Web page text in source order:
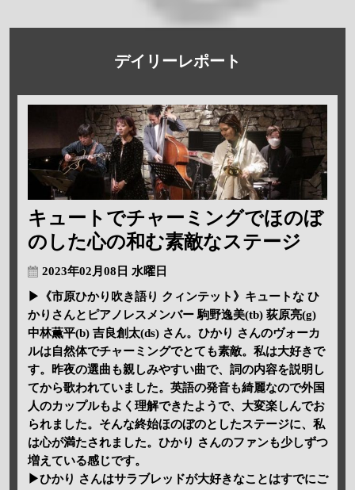
デイリーレポート
キュートでチャーミングでほのぼ
のした心の和む素敵なステージ
2023年02月08日 水曜日
▶《市原ひかり吹き語り クィンテット》キュートな ひ
かりさんとピアノレスメンバー 駒野逸美(tb) 荻原亮(g)
中林薫平(b) 吉良創太(ds) さん。ひかり さんのヴォーカ
ルは自然体でチャーミングでとても素敵。私は大好きで
す。昨夜の選曲も親しみやすい曲で、詞の内容を説明し
てから歌われていました。英語の発音も綺麗なので外国
人のカップルもよく理解できたようで、大変楽しんでお
られました。そんな終始ほのぼのとしたステージに、私
は心が満たされました。ひかり さんのファンも少しずつ
増えている感じです。
▶ひかり さんはサラブレッドが大好きなことはすでにご